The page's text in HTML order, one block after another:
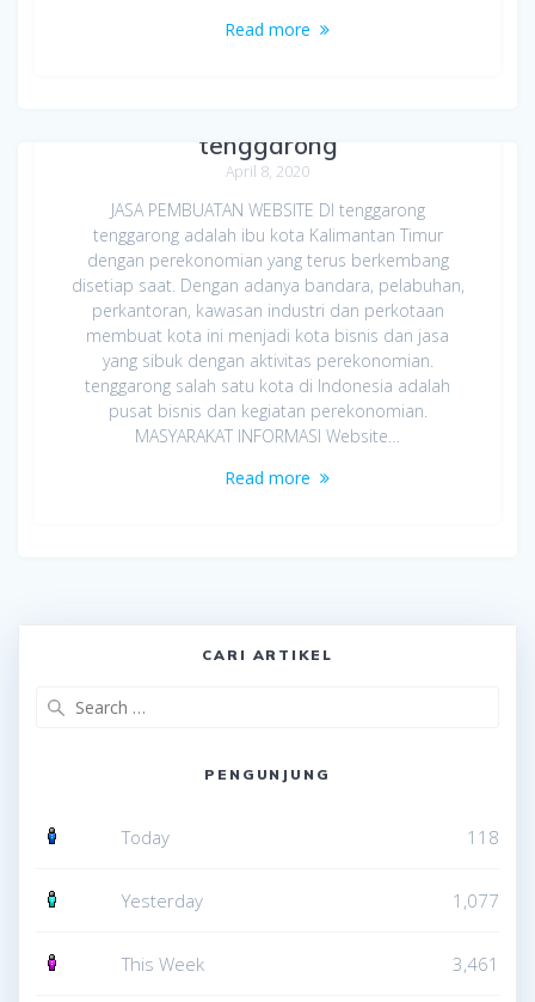
Read more
tenggarong
April 8, 2020
JASA PEMBUATAN WEBSITE DI tenggarong
tenggarong adalah ibu kota Kalimantan Timur
dengan perekonomian yang terus berkembang
disetiap saat. Dengan adanya bandara, pelabuhan,
perkantoran, kawasan industri dan perkotaan
membuat kota ini menjadi kota bisnis dan jasa
yang sibuk dengan aktivitas perekonomian.
tenggarong salah satu kota di Indonesia adalah
pusat bisnis dan kegiatan perekonomian.
MASYARAKAT INFORMASI Website…
Read more
CARI ARTIKEL
PENGUNJUNG
Today 118
Yesterday 1,077
This Week 3,461